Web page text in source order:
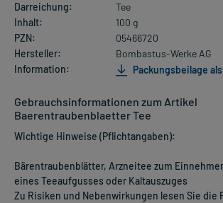
Darreichung:
Tee
Inhalt:
100 g
PZN:
05466720
Hersteller:
Bombastus-Werke AG
Information:
Packungsbeilage als
Gebrauchsinformationen zum Artikel
Baerentraubenblaetter Tee
Wichtige Hinweise (Pflichtangaben):
Bärentraubenblätter, Arzneitee zum
eines Teeaufgusses oder Kaltauszuges
Zu Risiken und Nebenwirkungen lesen Sie die